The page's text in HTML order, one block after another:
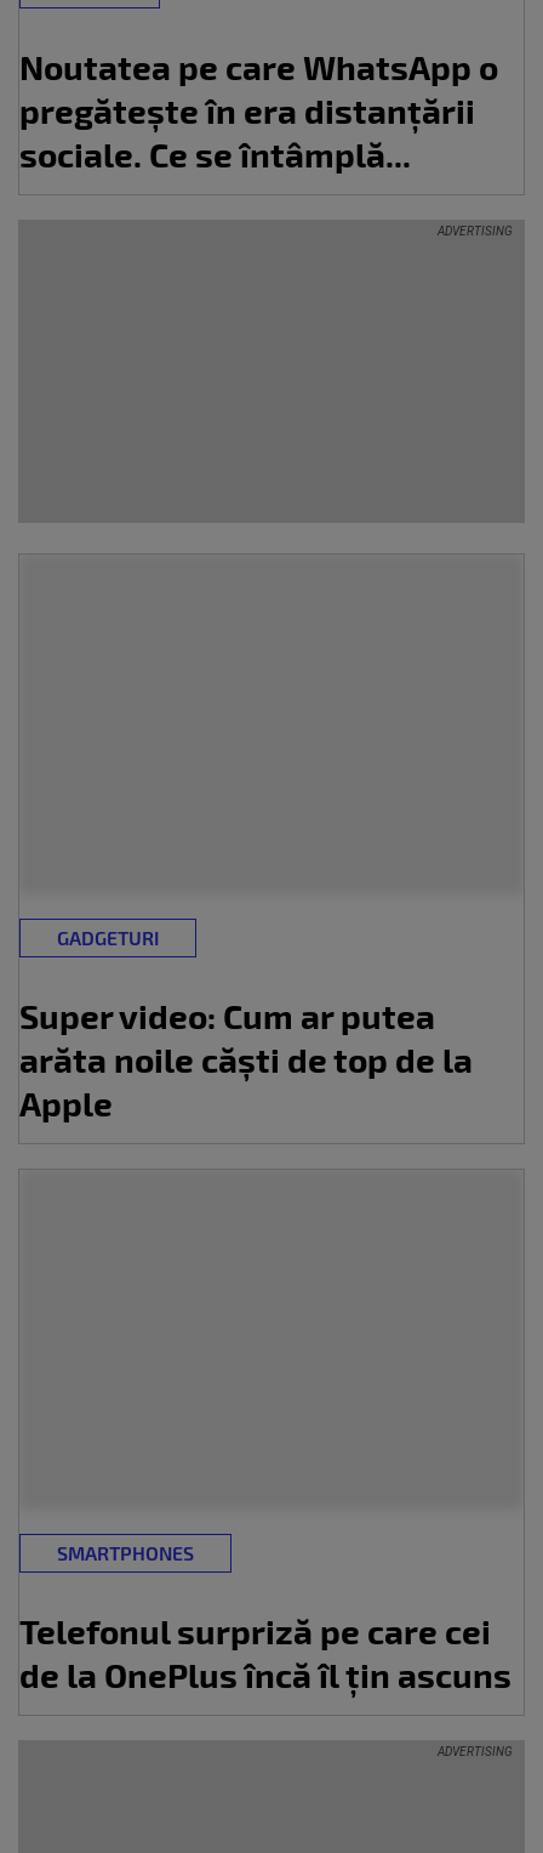
Noutatea pe care WhatsApp o
pregătește în era distanțării
sociale. Ce se întâmplă...
GADGETURI
Super video: Cum ar putea
arăta noile căști de top de la
Apple
SMARTPHONES
Telefonul surpriză pe care cei
de la OnePlus încă îl țin ascuns